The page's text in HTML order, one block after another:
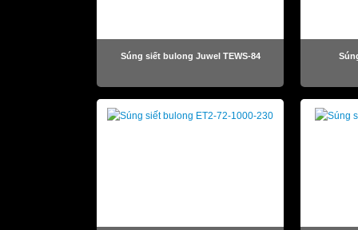
Súng siết bulong Juwel TEWS-84